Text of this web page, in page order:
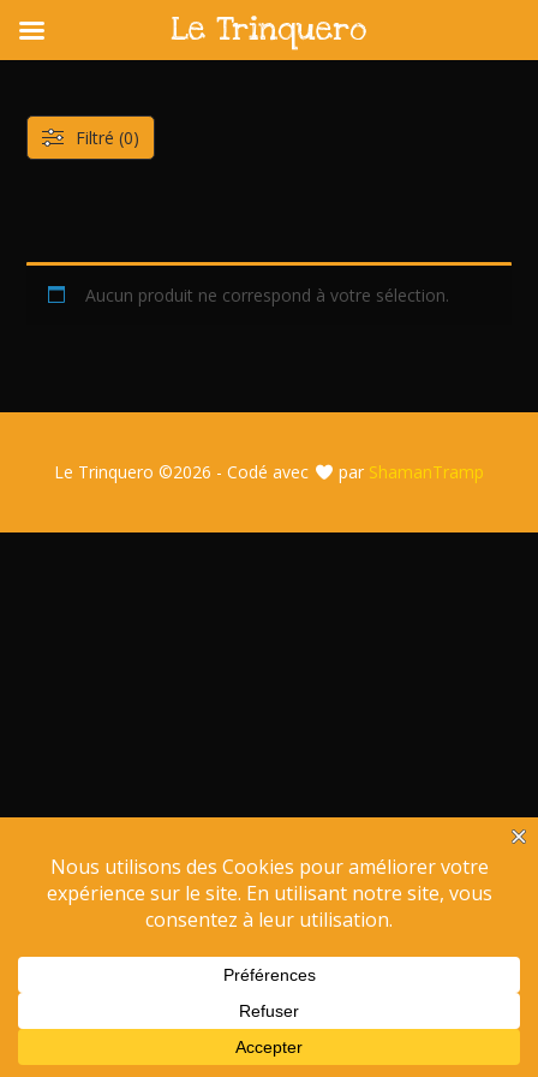
content
Aucun produit ne correspond à votre sélection.
Filtré (0)
Le Trinquero ©2026 - Codé avec par ShamanTramp
Le Trinquero